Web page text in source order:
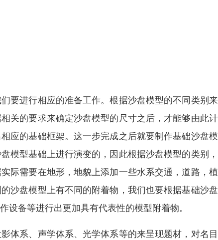
要进行相应的准备工作。根据沙盘模型的不同类别
关的要求来确定沙盘模型的尺寸之后，才能够由此
应的基础框架。这一步完成之后就要制作基础沙盘
模型基础上进行演变的，因此根据沙盘模型的类别
际需要在地形，地貌上添加一些水系交通，道路，
沙盘模型上有不同的附着物，我们也要根据基础沙
备等进行出更加具有代表性的模型附着物。
体系、声学体系、光学体系等的来呈现题材，对名